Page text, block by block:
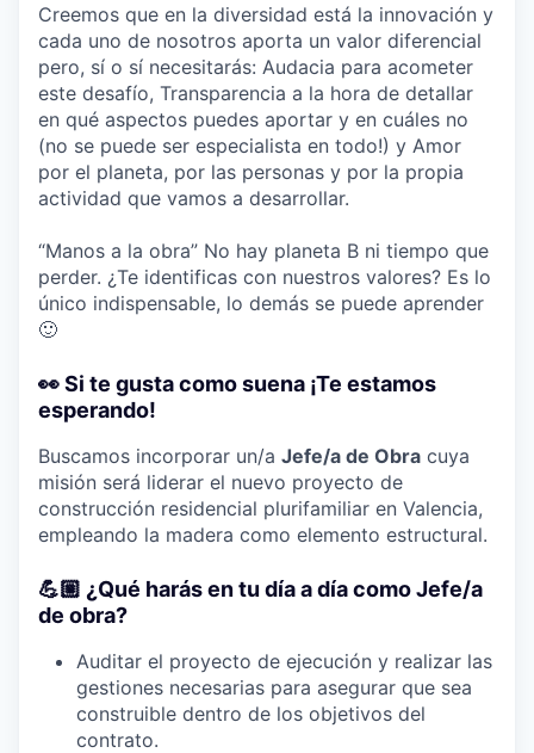
Creemos que en la diversidad está la innovación y
cada uno de nosotros aporta un valor diferencial
pero, sí o sí necesitarás: Audacia para acometer
este desafío, Transparencia a la hora de detallar
en qué aspectos puedes aportar y en cuáles no
(no se puede ser especialista en todo!) y Amor
por el planeta, por las personas y por la propia
actividad que vamos a desarrollar.
“Manos a la obra” No hay planeta B ni tiempo que
perder. ¿Te identificas con nuestros valores? Es lo
único indispensable, lo demás se puede aprender
🙂
👀 Si te gusta como suena ¡Te estamos
esperando!
Buscamos incorporar un/a Jefe/a de Obra cuya
misión será liderar el nuevo proyecto de
construcción residencial plurifamiliar en Valencia,
empleando la madera como elemento estructural.
💪🏼 ¿Qué harás en tu día a día como Jefe/a
de obra?
Auditar el proyecto de ejecución y realizar las
gestiones necesarias para asegurar que sea
construible dentro de los objetivos del
contrato.